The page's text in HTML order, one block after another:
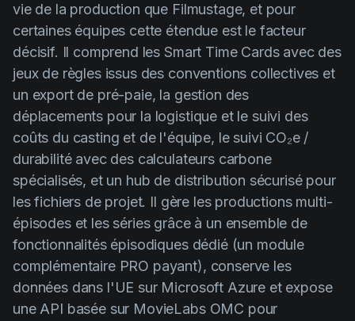
vie de la production que Filmustage, et pour
certaines équipes cette étendue est le facteur
décisif. Il comprend les Smart Time Cards avec des
jeux de règles issus des conventions collectives et
un export de pré-paie, la gestion des
déplacements pour la logistique et le suivi des
coûts du casting et de l'équipe, le suivi CO₂e /
durabilité avec des calculateurs carbone
spécialisés, et un hub de distribution sécurisé pour
les fichiers de projet. Il gère les productions multi-
épisodes et les séries grâce à un ensemble de
fonctionnalités épisodiques dédié (un module
complémentaire PRO payant), conserve les
données dans l'UE sur Microsoft Azure et expose
une API basée sur MovieLabs OMC pour